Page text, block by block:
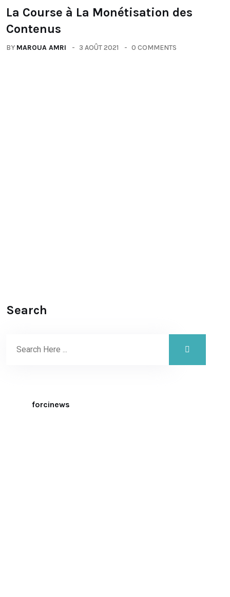
La Course à La Monétisation des
Contenus
BY MAROUA AMRI 3 AOÛT 2021 0 COMMENTS
Search
forcinews